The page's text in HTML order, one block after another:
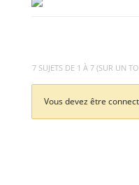
7 SUJETS DE 1 À 7 (SUR UN
Vous devez être